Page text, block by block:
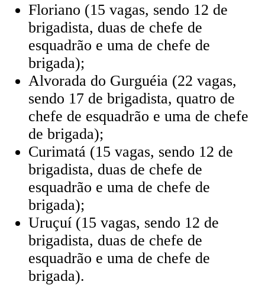
Floriano (15 vagas, sendo 12 de
brigadista, duas de chefe de
esquadrão e uma de chefe de
brigada);
Alvorada do Gurguéia (22 vagas,
sendo 17 de brigadista, quatro de
chefe de esquadrão e uma de chefe
de brigada);
Curimatá (15 vagas, sendo 12 de
brigadista, duas de chefe de
esquadrão e uma de chefe de
brigada);
Uruçuí (15 vagas, sendo 12 de
brigadista, duas de chefe de
esquadrão e uma de chefe de
brigada).